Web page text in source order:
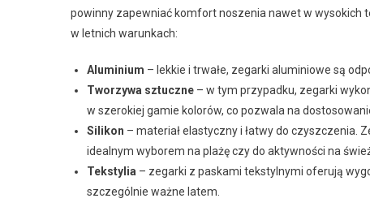
powinny zapewniać komfort noszenia nawet w wysokich
w letnich warunkach:
Aluminium – lekkie i trwałe, zegarki aluminiowe są
Tworzywa sztuczne – w tym przypadku, zegarki
w szerokiej gamie kolorów, co pozwala na
Silikon – materiał elastyczny i łatwy do czyszczenia.
idealnym wyborem na plażę czy do aktywności na
Tekstylia – zegarki z paskami tekstylnymi oferują
szczególnie ważne latem.